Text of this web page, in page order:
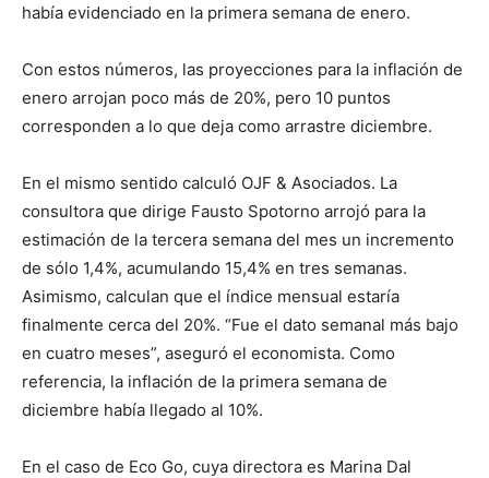
había evidenciado en la primera semana de enero.
Con estos números, las proyecciones para la inflación de
enero arrojan poco más de 20%, pero 10 puntos
corresponden a lo que deja como arrastre diciembre.
En el mismo sentido calculó OJF & Asociados. La
consultora que dirige Fausto Spotorno arrojó para la
estimación de la tercera semana del mes un incremento
de sólo 1,4%, acumulando 15,4% en tres semanas.
Asimismo, calculan que el índice mensual estaría
finalmente cerca del 20%. “Fue el dato semanal más bajo
en cuatro meses”, aseguró el economista. Como
referencia, la inflación de la primera semana de
diciembre había llegado al 10%.
En el caso de Eco Go, cuya directora es Marina Dal